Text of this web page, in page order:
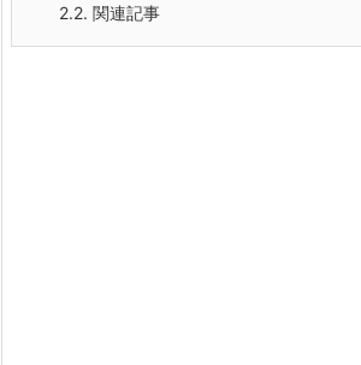
2.2. 関連記事